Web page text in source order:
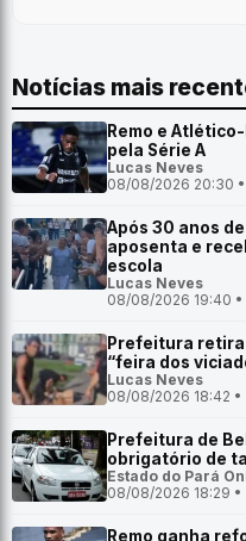
Notícias mais
Remo e
pela Série A
Lucas Neves
08/08/2026 20:30 •
Após 30 anos
aposenta e
escola
Lucas Neves
08/08/2026 19:40 •
Prefeitura
“feira dos
Lucas Neves
08/08/2026 18:42 •
Prefeitura de
obrigatório de
Estado do Pará
08/08/2026 18:29 •
Remo ganha